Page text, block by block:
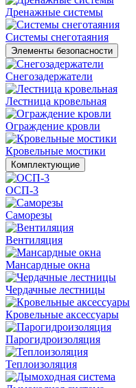
Дренажные системы
Системы снеготаяния
Элементы безопасности
Снегозадержатели
Лестница кровельная
Ограждение кровли
Кровельные мостики
Комплектующие
ОСП-3
Саморезы
Вентиляция
Мансардные окна
Чердачные лестницы
Кровельные аксессуары
Парогидроизоляция
Теплоизоляция